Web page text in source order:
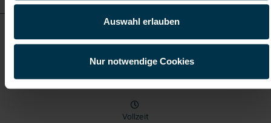
Auswahl erlauben
Nur notwendige Cookies
Vollzeit